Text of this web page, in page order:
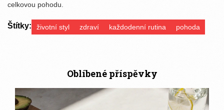
celkovou pohodu.
Štítky: životní styl zdraví každodenní rutina pohoda
Oblíbené příspěvky